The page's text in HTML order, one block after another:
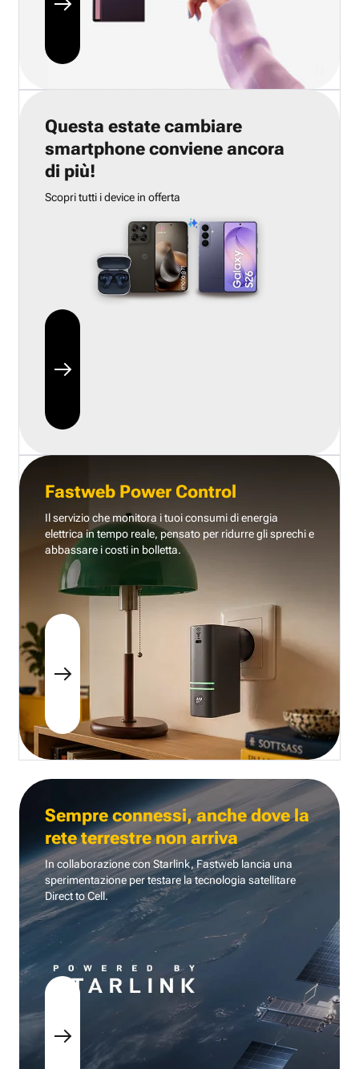
Questa estate cambiare
smartphone conviene ancora
di più!
Scopri tutti i device in offerta
Fastweb Power Control
Il servizio che monitora i tuoi consumi di energia
elettrica in tempo reale, pensato per ridurre gli sprechi e
abbassare i costi in bolletta.
Sempre connessi, anche dove la
rete terrestre non arriva
In collaborazione con Starlink, Fastweb lancia una
sperimentazione per testare la tecnologia satellitare
Direct to Cell.